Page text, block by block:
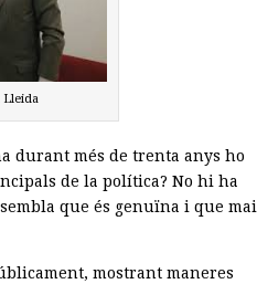
Lleida
durant més de trenta anys ho
de la política? No hi ha
que és genuïna i que mai
mostrant maneres